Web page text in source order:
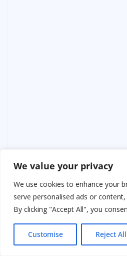
We value your privacy
We use cookies to enhance your
serve personalised ads or
By clicking "Accept All", you
Customise Reject All
Иногда он встречал Свету. Та